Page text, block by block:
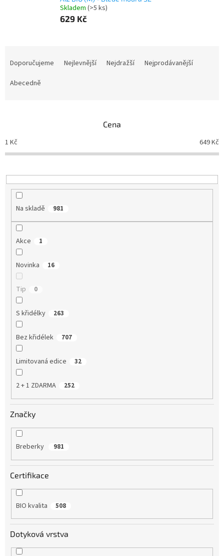
Skladem (>5 ks)
629 Kč
o
d
k
t
Doporučujeme Nejlevnější Nejdražší
Nejprodávanější
Abecedně
Cena
1 Kč 649Kč
Na skladě 981
Akce 1
Novinka 16
Tip 0
S křidélky 263
Bez křidélek 707
Limitovaná edice 32
2 + 1 ZDARMA 252
Značky
Breberky 981
Certifikace
BIO kvalita 508
Dotyková vrstva